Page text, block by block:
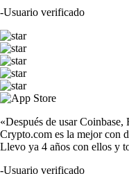
-Usuario verificado
«Después de usar
Crypto.com es la mejor con
Llevo ya 4 años con ellos y
-Usuario verificado